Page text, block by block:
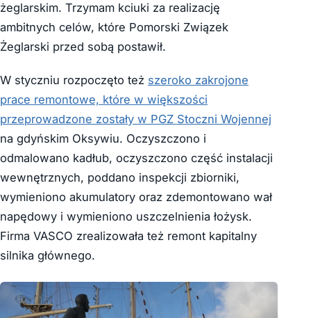
żeglarskim. Trzymam kciuki za realizację
ambitnych celów, które Pomorski Związek
Żeglarski przed sobą postawił.
W styczniu rozpoczęto też szeroko zakrojone
prace remontowe, które w większości
przeprowadzone zostały w PGZ Stoczni Wojennej
na gdyńskim Oksywiu. Oczyszczono i
odmalowano kadłub, oczyszczono część instalacji
wewnętrznych, poddano inspekcji zbiorniki,
wymieniono akumulatory oraz zdemontowano wał
napędowy i wymieniono uszczelnienia łożysk.
Firma VASCO zrealizowała też remont kapitalny
silnika głównego.